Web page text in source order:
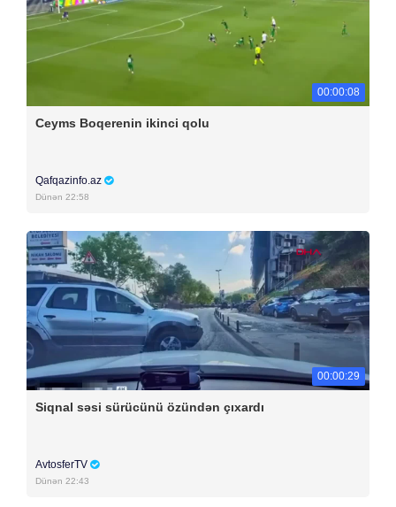
00:00:08
Ceyms Boqerenin ikinci qolu
Qafqazinfo.az
Dünən 22:58
00:00:29
Siqnal səsi sürücünü özündən çıxardı
AvtosferTV
Dünən 22:43